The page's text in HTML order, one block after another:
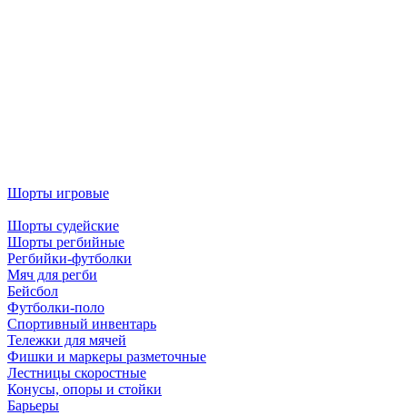
Шорты игровые
Шорты судейские
Шорты регбийные
Регбийки-футболки
Мяч для регби
Бейсбол
Футболки-поло
Спортивный инвентарь
Тележки для мячей
Фишки и маркеры разметочные
Лестницы скоростные
Конусы, опоры и стойки
Барьеры